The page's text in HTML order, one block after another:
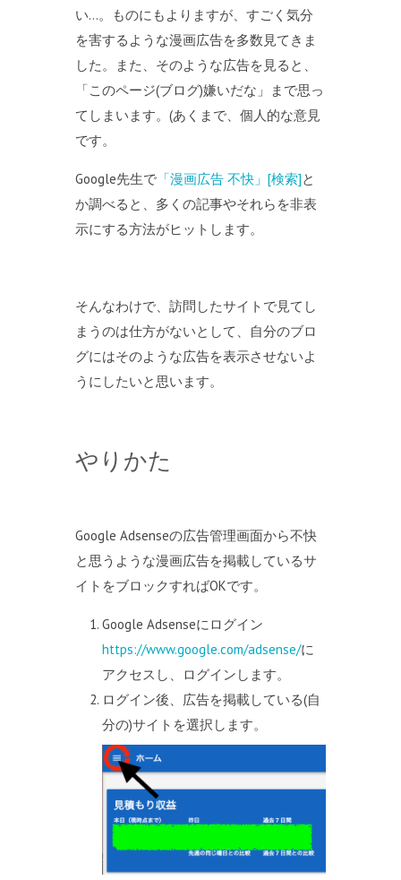
い…。ものにもよりますが、すごく気分
を害するような漫画広告を多数見てきま
した。また、そのような広告を見ると、
「このページ(ブログ)嫌いだな」まで思っ
てしまいます。(あくまで、個人的な意見
です。
Google先生で 「漫画広告 不快」[検索]と
か調べると、多くの記事やそれらを非表
示にする方法がヒットします。
そんなわけで、訪問したサイトで見てし
まうのは仕方がないとして、自分のブロ
グにはそのような広告を表示させないよ
うにしたいと思います。
やりかた
Google Adsenseの広告管理画面から不快
と思うような漫画広告を掲載しているサ
イトをブロックすればOKです。
Google Adsenseにログイン
https://www.google.com/adsense/に
アクセスし、ログインします。
ログイン後、広告を掲載している(自
分の)サイトを選択します。